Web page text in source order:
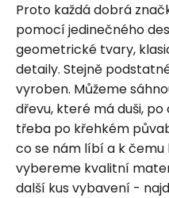
Proto každá dobrá
pomocí jedinečného
geometrické tvary,
detaily. Stejně
vyroben. Můžeme
dřevu, které má duši,
třeba po křehkém
co se nám líbí a k čemu
vybereme kvalitní
další kus vybavení -